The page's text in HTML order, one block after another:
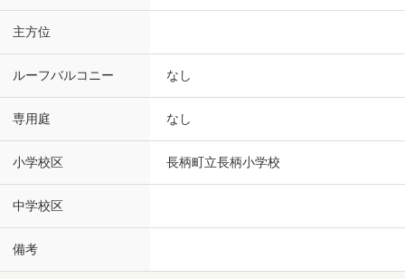
主方位
ルーフバルコニー なし
専用庭 なし
小学校区 長柄町立長柄小学校
中学校区
備考